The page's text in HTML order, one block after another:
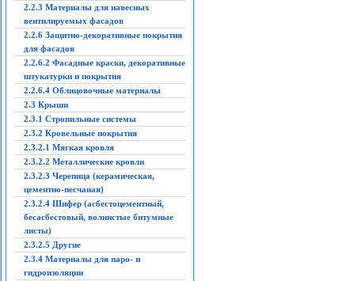
2.2.3 Материалы для навесных
вентилируемых фасадов
2.2.6 Защитно-декоративные покрытия
для фасадов
2.2.6.2 Фасадные краски, декоративные
штукатурки и покрытия
2.2.6.4 Облицовочные материалы
2.3 Крыши
2.3.1 Стропильные системы
2.3.2 Кровельные покрытия
2.3.2.1 Мягкая кровля
2.3.2.2 Металлические кровли
2.3.2.3 Черепица (керамическая,
цементно-песчаная)
2.3.2.4 Шифер (асбестоцементный,
бесасбестовый, волнистые битумные
листы)
2.3.2.5 Другие
2.3.4 Материалы для паро- и
гидроизоляции